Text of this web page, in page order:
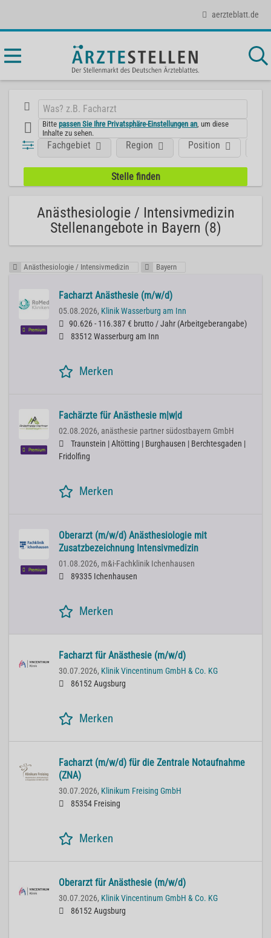
aerzteblatt.de
Bittepassen Sie Ihre Privatsphäre-Einstellungen an , um diese
Inhalte zu sehen.
Position
Fachgebiet Region
Anästhesiologie / Intensivmedizin
Stellenangebote in Bayern (8)
Anästhesiologie / Intensivmedizin Bayern
Premium
Facharzt Anästhesie (m/w/d)
05.08.2026, Klinik Wasserburg am Inn
90.626 - 116.387 € brutto / Jahr (Arbeitgeberangabe)
83512 Wasserburg am Inn
Merken
Premium
Fachärzte für Anästhesie m|w|d
02.08.2026, anästhesie partner südostbayern GmbH
Traunstein | Altötting | Burghausen | Berchtesgaden |
Fridolfing
Merken
Premium
Oberarzt (m/w/d) Anästhesiologie mit
Zusatzbezeichnung Intensivmedizin
01.08.2026, m&i-Fachklinik Ichenhausen
89335 Ichenhausen
Merken
Facharzt für Anästhesie (m/w/d)
30.07.2026, Klinik Vincentinum GmbH & Co. KG
86152 Augsburg
Merken
Facharzt (m/w/d) für die Zentrale Notaufnahme
(ZNA)
30.07.2026, Klinikum Freising GmbH
85354 Freising
Merken
Oberarzt für Anästhesie (m/w/d)
30.07.2026, Klinik Vincentinum GmbH & Co. KG
86152 Augsburg